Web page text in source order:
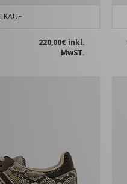
220,00€ inkl.
MwST.